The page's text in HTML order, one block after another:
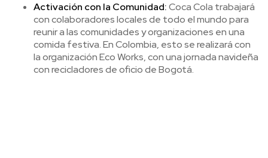
Activación con la Comunidad:Coca Cola trabajará
con colaboradores locales de todo el mundo para
reunir a las comunidades y organizaciones en una
comida festiva. En Colombia, esto se realizará con
la organización Eco Works, con una jornada navideña
con recicladores de oficio de Bogotá.